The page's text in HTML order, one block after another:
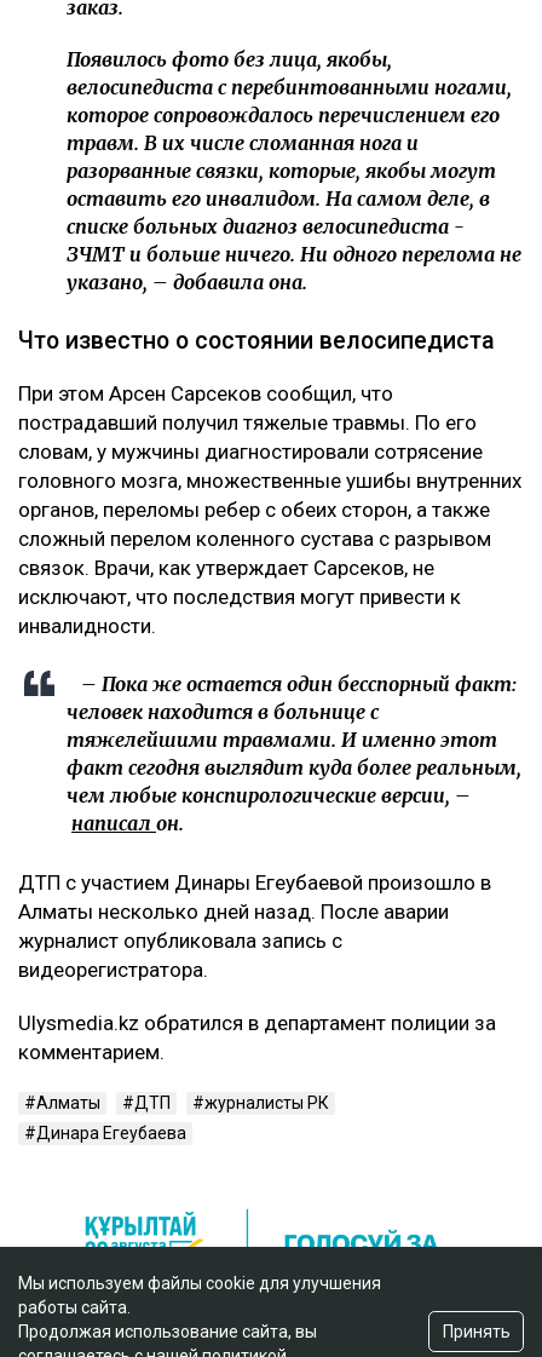
заказ.
Появилось фото без лица, якобы,
велосипедиста с перебинтованными ногами,
которое сопровождалось перечислением его
травм. В их числе сломанная нога и
разорванные связки, которые, якобы могут
оставить его инвалидом. На самом деле, в
списке больных диагноз велосипедиста -
ЗЧМТ и больше ничего. Ни одного перелома не
указано, – добавила она.
Что известно о состоянии велосипедиста
При этом Арсен Сарсеков сообщил, что
пострадавший получил тяжелые травмы. По его
словам, у мужчины диагностировали сотрясение
головного мозга, множественные ушибы внутренних
органов, переломы ребер с обеих сторон, а также
сложный перелом коленного сустава с разрывом
связок. Врачи, как утверждает Сарсеков, не
исключают, что последствия могут привести к
инвалидности.
– Пока же остается один бесспорный факт:
человек находится в больнице с
тяжелейшими травмами. И именно этот
факт сегодня выглядит куда более реальным,
чем любые конспирологические версии, –
написал он.
ДТП с участием Динары Егеубаевой произошло в
Алматы несколько дней назад. После аварии
журналист опубликовала запись с
видеорегистратора.
Ulysmedia.kz обратился в департамент полиции за
комментарием.
Алматы ДТП
журналисты РК
Динара Егеубаева
Мы используем файлы cookie для улучшения
работы сайта.
Продолжая использование сайта, вы
Принять